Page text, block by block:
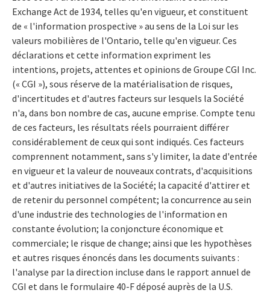
Exchange Act de 1934, telles qu'en vigueur, et constituent
de « l'information prospective » au sens de la Loi sur les
valeurs mobilières de l'Ontario, telle qu'en vigueur. Ces
déclarations et cette information expriment les
intentions, projets, attentes et opinions de Groupe CGI Inc.
(« CGI »), sous réserve de la matérialisation de risques,
d'incertitudes et d'autres facteurs sur lesquels la Société
n'a, dans bon nombre de cas, aucune emprise. Compte tenu
de ces facteurs, les résultats réels pourraient différer
considérablement de ceux qui sont indiqués. Ces facteurs
comprennent notamment, sans s'y limiter, la date d'entrée
en vigueur et la valeur de nouveaux contrats, d'acquisitions
et d'autres initiatives de la Société; la capacité d'attirer et
de retenir du personnel compétent; la concurrence au sein
d'une industrie des technologies de l'information en
constante évolution; la conjoncture économique et
commerciale; le risque de change; ainsi que les hypothèses
et autres risques énoncés dans les documents suivants :
l'analyse par la direction incluse dans le rapport annuel de
CGI et dans le formulaire 40-F déposé auprès de la U.S.